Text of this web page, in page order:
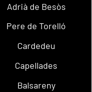
Adrià de Besòs
Pere de Torelló
Cardedeu
Capellades
Balsareny